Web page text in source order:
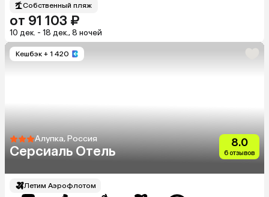
Собственный пляж
от 91 103 ₽
10 дек. - 18 дек., 8 ночей
Кешбэк + 1 420
Алупка, Россия
Серсиаль Отель
8.0
6 отзывов
Летим Аэрофлотом